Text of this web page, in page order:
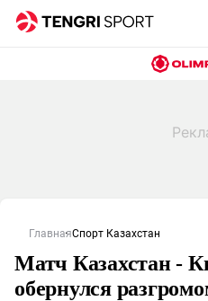
ГлавнаяСпорт Казахстан
Матч Казахстан -
обернулся